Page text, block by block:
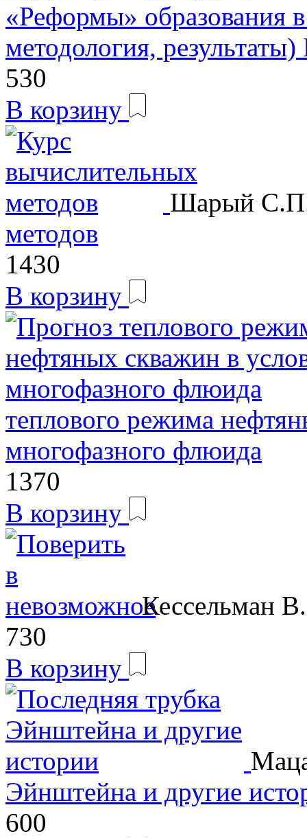
«Реформы» образования
методология,
530
В корзину
Шарый
методов
1430
В корзину
теплового режима
многофазного флюида
1370
В корзину
Кессельман
730
В корзину
Эйнштейна и другие
600